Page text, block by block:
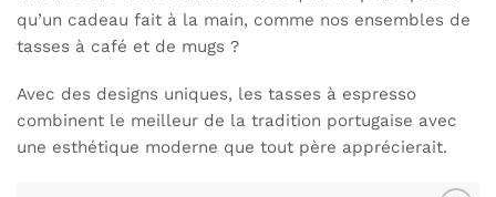
qu’un cadeau fait à la main, comme nos ensembles de
tasses à café et de mugs ?
Avec des designs uniques, les tasses à espresso
combinent le meilleur de la tradition portugaise avec
une esthétique moderne que tout père apprécierait.